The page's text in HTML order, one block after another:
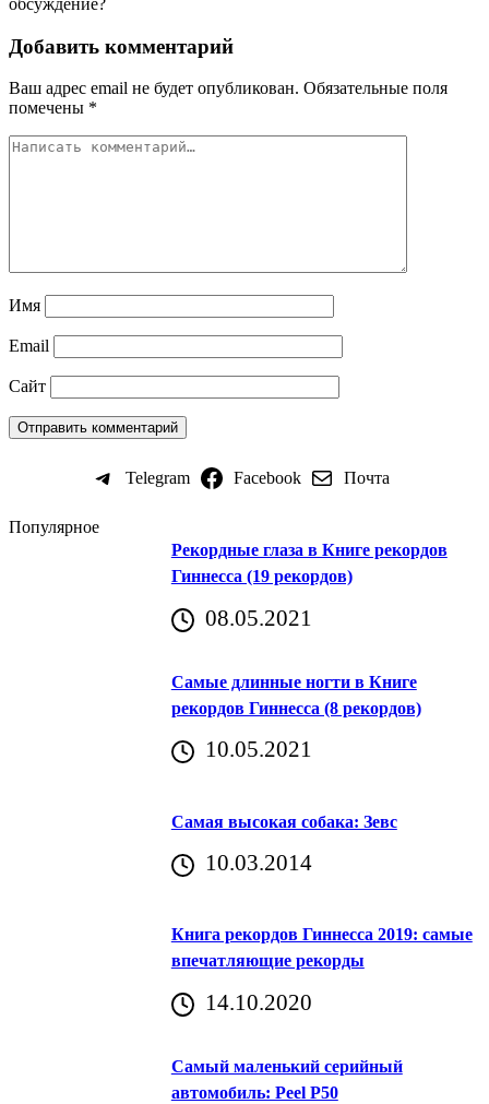
Добавить комментарий
Ваш адрес email не будет опубликован. Обязательные поля
помечены *
Имя
Email
Сайт
Telegram Facebook Почта
Популярное
Рекордные глаза в Книге рекордов
Гиннесса (19 рекордов)
08.05.2021
Самые длинные ногти в Книге
рекордов Гиннесса (8 рекордов)
10.05.2021
Самая высокая собака: Зевс
10.03.2014
Книга рекордов Гиннесса 2019: самые
впечатляющие рекорды
14.10.2020
Самый маленький серийный
автомобиль: Peel P50